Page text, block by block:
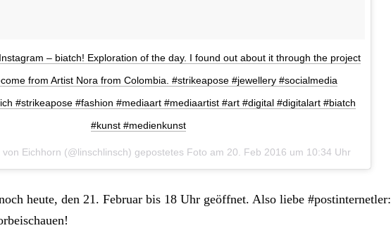
– biatch! Exploration of the day. I found out about it through the project
from Artist Nora from Colombia. #strikeapose #jewellery #socialmedia
#strikeapose #fashion #mediaart #mediaartist #art #digital #digitalart #biatch
#kunst #medienkunst
von Eichhorn (@linschlinsch) gepostetes Foto am 20. Feb 2016 um 10:34 Uhr
heute, den 21. Februar bis 18 Uhr geöffnet. Also liebe #postinternetler: